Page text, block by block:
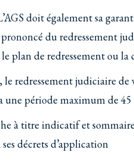
doit également sa
du redressement
de redressement ou la
le redressement judiciaire
période maximum de
à titre indicatif et
décrets d’application